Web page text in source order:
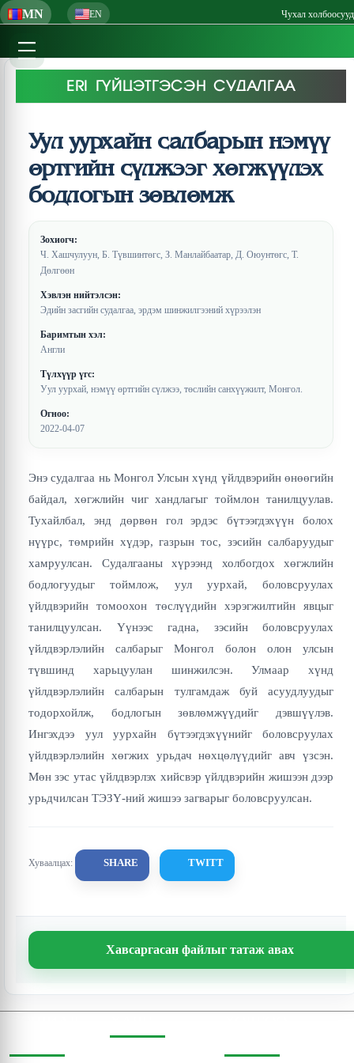
MN EN Чухал холбоосууд
ERI ГҮЙЦЭТГЭСЭН СУДАЛГАА
Уул уурхайн салбарын нэмүү
өртгийн сүлжээг хөгжүүлэх
бодлогын зөвлөмж
Зохиогч:
Ч. Хашчулуун, Б. Түвшинтөгс, З. Манлайбаатар, Д. Оюунтөгс, Т.
Дөлгөөн
Хэвлэн нийтэлсэн:
Эдийн засгийн судалгаа, эрдэм шинжилгээний хүрээлэн
Баримтын хэл:
Англи
Түлхүүр үгс:
Уул уурхай, нэмүү өртгийн сүлжээ, төслийн санхүүжилт, Монгол.
Огноо:
2022-04-07
Энэ судалгаа нь Монгол Улсын хүнд үйлдвэрийн өнөөгийн
байдал, хөгжлийн чиг хандлагыг тоймлон танилцуулав.
Тухайлбал, энд дөрвөн гол эрдэс бүтээгдэхүүн болох
нүүрс, төмрийн хүдэр, газрын тос, зэсийн салбаруудыг
хамруулсан. Судалгааны хүрээнд холбогдох хөгжлийн
бодлогуудыг тоймлож, уул уурхай, боловсруулах
үйлдвэрийн томоохон төслүүдийн хэрэгжилтийн явцыг
танилцуулсан. Үүнээс гадна, зэсийн боловсруулах
үйлдвэрлэлийн салбарыг Монгол болон олон улсын
түвшинд харьцуулан шинжилсэн. Улмаар хүнд
үйлдвэрлэлийн салбарын тулгамдаж буй асуудлуудыг
тодорхойлж, бодлогын зөвлөмжүүдийг дэвшүүлэв.
Ингэхдээ уул уурхайн бүтээгдэхүүнийг боловсруулах
үйлдвэрлэлийн хөгжих урьдач нөхцөлүүдийг авч үзсэн.
Мөн зэс утас үйлдвэрлэх хийсвэр үйлдвэрийн жишээн дээр
урьдчилсан ТЭЗҮ-ний жишээ загварыг боловсруулсан.
Хуваалцах: SHARE TWITT
Хавсаргасан файлыг татаж авах